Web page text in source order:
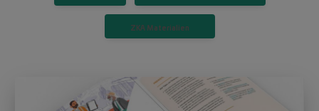
ZKA Materialien